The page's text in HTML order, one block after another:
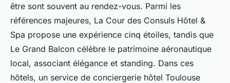
être sont souvent au rendez-vous. Parmi les
références majeures, La Cour des Consuls Hôtel &
Spa propose une expérience cinq étoiles, tandis que
Le Grand Balcon célèbre le patrimoine aéronautique
local, associant élégance et standing. Dans ces
hôtels, un service de conciergerie hôtel Toulouse